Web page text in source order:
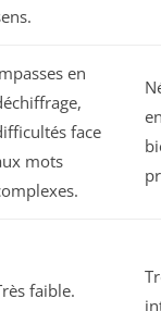
en
face
mots
faible.